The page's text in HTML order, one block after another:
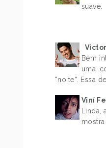
suave.
Bem
uma
“noite”. Essa
Viní